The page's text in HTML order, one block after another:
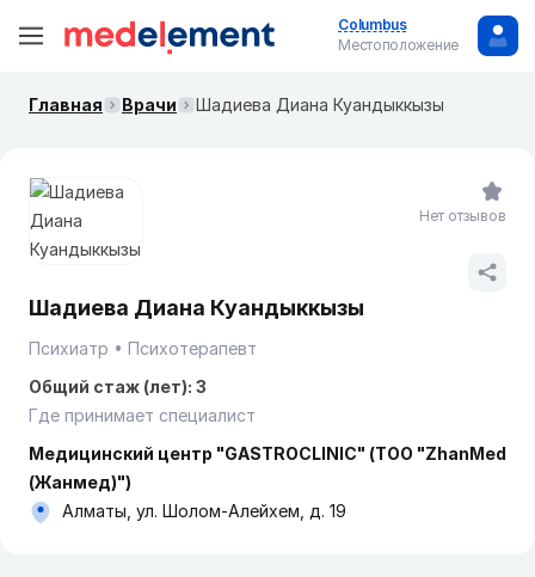
Columbus
Местоположение
Главная Врачи Шадиева Диана Куандыккызы
Шадиева Диана Куандыккызы
Психиатр
Психотерапевт
Общий стаж (лет): 3
Где принимает специалист
Медицинский центр "GASTROCLINIC" (ТОО "ZhanMed
(Жанмед)")
Алматы, ул. Шолом-Алейхем, д. 19
Нет отзывов